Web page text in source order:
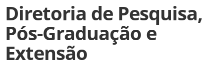
Diretoria de Pesquisa,
Pós-Graduação e
Extensão